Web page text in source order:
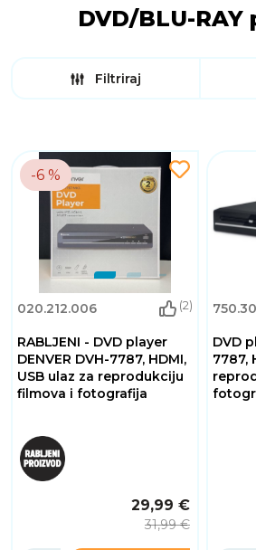
DVD/BLU-RAY
Filtriraj
-6 %
020.212.006 (2)
RABLJENI - DVD player
DENVER DVH-7787, HDMI,
USB ulaz za reprodukciju
filmova i fotografija
29,99 €
31,99 €
DVD
7787,